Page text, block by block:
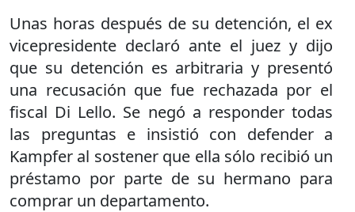
Unas horas después de su detención, el ex
vicepresidente declaró ante el juez y dijo
que su detención es arbitraria y presentó
una recusación que fue rechazada por el
fiscal Di Lello. Se negó a responder todas
las preguntas e insistió con defender a
Kampfer al sostener que ella sólo recibió un
préstamo por parte de su hermano para
comprar un departamento.